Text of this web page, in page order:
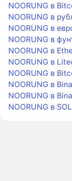
NOORUNG в
NOORUNG в
NOORUNG в
NOORUNG в
NOORUNG в
NOORUNG в
NOORUNG в
NOORUNG в
NOORUNG в
NOORUNG в SOL